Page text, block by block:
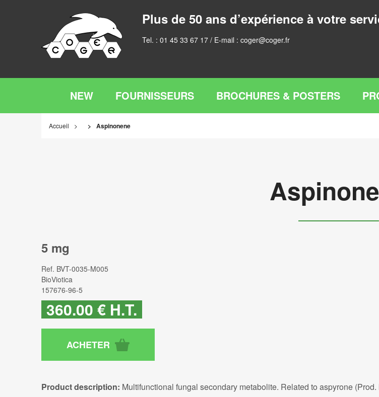
Plus de 50 ans d’expérience à votre
Tel. : 01 45 33 67 17 / E-mail : coger@coger.fr
NEW FOURNISSEURS BROCHURES & POSTERS
Accueil Aspinonene
5 mg
Ref. BVT-0035-M005
BioViotica
157676-96-5
360.00 € H.T.
Product description: Multifunctional fungal secondary metabolite. Related to aspyrone (Prod.